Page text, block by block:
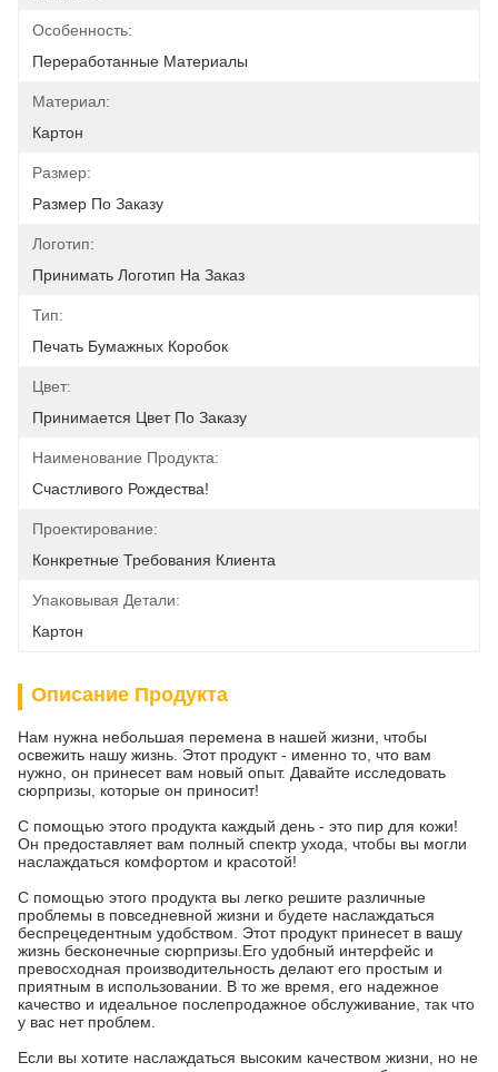
Особенность:
Переработанные Материалы
Материал:
Картон
Размер:
Размер По Заказу
Логотип:
Принимать Логотип На Заказ
Тип:
Печать Бумажных Коробок
Цвет:
Принимается Цвет По Заказу
Наименование Продукта:
Счастливого Рождества!
Проектирование:
Конкретные Требования Клиента
Упаковывая Детали:
Картон
Описание Продукта
Нам нужна небольшая перемена в нашей жизни, чтобы
освежить нашу жизнь. Этот продукт - именно то, что вам
нужно, он принесет вам новый опыт. Давайте исследовать
сюрпризы, которые он приносит!
С помощью этого продукта каждый день - это пир для кожи!
Он предоставляет вам полный спектр ухода, чтобы вы могли
наслаждаться комфортом и красотой!
С помощью этого продукта вы легко решите различные
проблемы в повседневной жизни и будете наслаждаться
беспрецедентным удобством. Этот продукт принесет в вашу
жизнь бесконечные сюрпризы.Его удобный интерфейс и
превосходная производительность делают его простым и
приятным в использовании. В то же время, его надежное
качество и идеальное послепродажное обслуживание, так что
у вас нет проблем.
Если вы хотите наслаждаться высоким качеством жизни, но не